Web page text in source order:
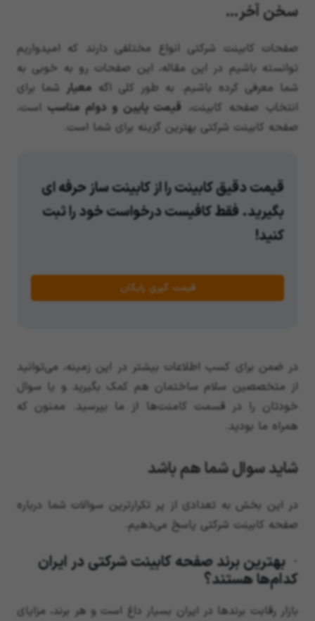
سخن آخر…
صفحات کابینت شرکتی انواع مختلفی دارند که امیدواریم
توانسته باشیم در این مقاله، این صفحات رو به خوبی به
شما معرفی کرده باشیم. به طور کلی اگه معیار شما برای
انتخاب صفحه کابینت، قیمت پایین و دوام مناسب است،
صفحه کابینت شرکتی بهترین گزینه برای شما است.
قیمت دقیق کابینت را از کابینت ساز حرفه ای
بگیرید. فقط کافیست درخواست خود را ثبت
کنید!
قیمت گیریِ رایگان
در ضمن برای کسب اطلاعات بیشتر در این زمینه، می‌توانید
از متخصصین سلام ساختمان هم کمک بگیرید و یا سوال
خودتان را در قسمت کامنت‌ها از ما بپرسید. ممنون که
همراه ما بودید.
شاید سوال شما هم باشد
در این بخش به تعدادی از پر تکرارترین سوالات شما درباره
صفحه کابینت شرکتی پاسخ می‌دهیم.
· بهترین برند صفحه کابینت شرکتی در ایران
کدام‌ها هستند؟
بازار رقابت برند‌ها در ایران بسیار داغ است و هر برند، مزایای